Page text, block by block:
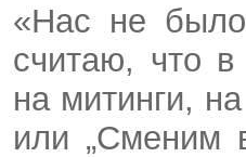
«Нас не
считаю, что в
на митинги,
или „Сменим